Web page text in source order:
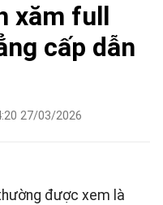
xăm full
cấp dẫn
27/03/2026
được xem là